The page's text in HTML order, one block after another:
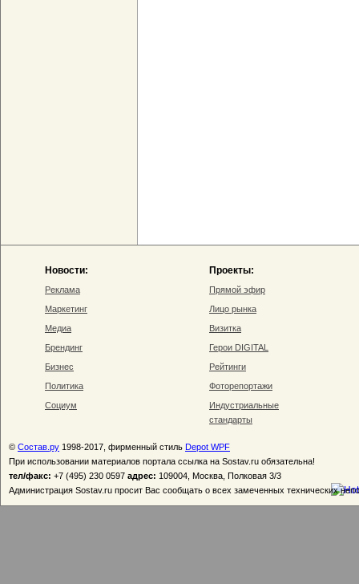
Новости:
Реклама
Маркетинг
Медиа
Брендинг
Бизнес
Политика
Социум
Проекты:
Прямой эфир
Лицо рынка
Визитка
Герои DIGITAL
Рейтинги
Фоторепортажи
Индустриальные
стандарты
© Состав.ру 1998-2017, фирменный стиль Depot WPF
При использовании материалов портала ссылка на Sostav.ru обязательна!
тел/факс: +7 (495) 230 0597 адрес: 109004, Москва, Полковая 3/3
Администрация Sostav.ru просит Вас сообщать о всех замеченных технических